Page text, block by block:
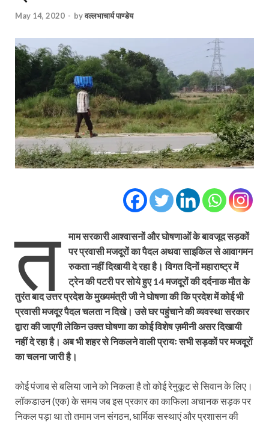
May 14, 2020 - byवल्लभाचार्य पाण्डेय
त
माम सरकारी आश्वासनों और घोषणाओं के बावजूद सड़कों
पर प्रवासी मजदूरों का पैदल अथवा साइकिल से आवागमन
रुकता नहीं दिखायी दे रहा है। विगत दिनों महाराष्ट्र में
ट्रेन की पटरी पर सोये हुए 14 मजदूरों की दर्दनाक मौत के
तुरंत बाद उत्तर प्रदेश के मुख्यमंत्री जी ने घोषणा की कि प्रदेश में कोई भी
प्रवासी मजदूर पैदल चलता न दिखे। उसे घर पहुंचाने की व्यवस्था सरकार
द्वारा की जाएगी लेकिन उक्त घोषणा का कोई विशेष ज़मीनी असर दिखायी
नहीं दे रहा है। अब भी शहर से निकलने वाली प्रायः सभी सड़कों पर मजदूरों
का चलना जारी है।
कोई पंजाब से बलिया जाने को निकला है तो कोई रेनुकूट से सिवान के लिए।
लॉकडाउन (एक) के समय जब इस प्रकार का काफिला अचानक सड़क पर
निकल पड़ा था तो तमाम जन संगठन, धार्मिक सस्थाएं और प्रशासन की